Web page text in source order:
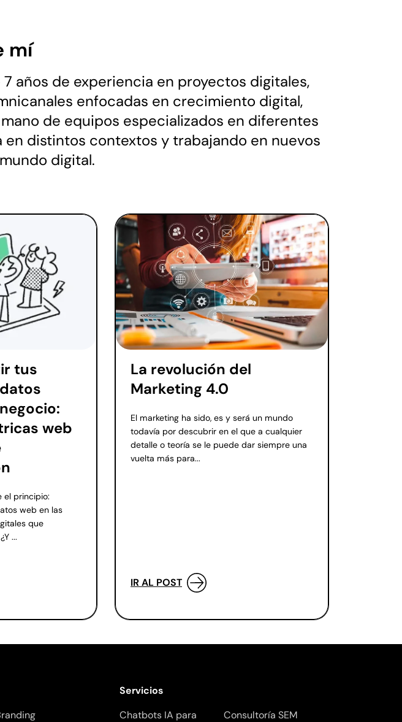
mí
años de experiencia en proyectos digitales,
enfocadas en crecimiento digital,
de equipos especializados en diferentes
distintos contextos y trabajando en nuevos
digital.
tus
web
el principio:
web en las
que
...
La revolución del
Marketing 4.0
El marketing ha sido, es y será un mundo
todavía por descubrir en el que a cualquier
detalle o teoría se le puede dar siempre una
vuelta más para...
IR AL POST
Servicios
Chatbots IA para
Consultoría SEM